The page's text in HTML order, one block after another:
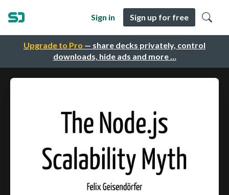
Upgrade to Pro — share decks privately, control
downloads, hide ads and more …
Sign in Sign up for free